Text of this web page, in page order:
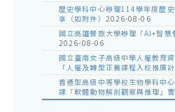
歷史學科中心辦理114學年度歷
享（如附件） 2026-08-06
國立高雄餐旅大學辦理「AI+智
2026-08-06
國立臺南女子高級中學人權教育
「人權及轉型正義課程入校推廣
普通型高級中等學校生物學科中
課「軟體動物解剖觀察與推理」